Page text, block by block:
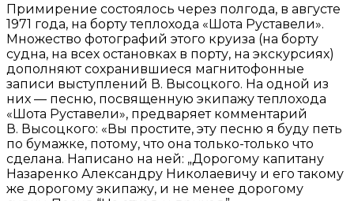
Примирение состоялось через полгода, в августе
1971 года, на борту теплохода «Шота Руставели».
Множество фотографий этого круиза (на борту
судна, на всех остановках в порту, на экскурсиях)
дополняют сохранившиеся магнитофонные
записи выступлений В. Высоцкого. На одной из
них — песню, посвященную экипажу теплохода
«Шота Руставели», предваряет комментарий
В. Высоцкого: «Вы простите, эту песню я буду петь
по бумажке, потому, что она только-только что
сделана. Написано на ней: „Дорогому капитану
Назаренко Александру Николаевичу и его такому
же дорогому экипажу, и не менее дорогому